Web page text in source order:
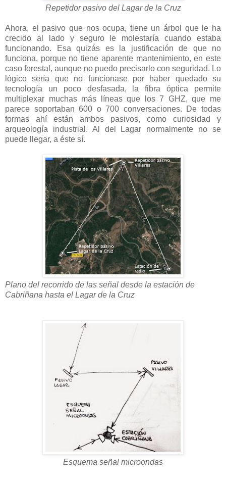
Repetidor pasivo del Lagar de la Cruz
Ahora, el pasivo que nos ocupa, tiene un árbol que le ha
crecido al lado y seguro le molestaría cuando estaba
funcionando. Esa quizás es la justificación de que no
funciona, porque no tiene aparente mantenimiento, en este
caso forestal, aunque no puedo precisarlo con seguridad. Lo
lógico sería que no funcionase por haber quedado su
tecnología un poco desfasada, la fibra óptica permite
multiplexar muchas más líneas que los 7 GHZ, que me
parece soportaban 600 o 700 conversaciones. De todas
formas ahí están ambos pasivos, como curiosidad y
arqueología industrial. Al del Lagar normalmente no se
puede llegar, a éste sí.
Plano del recorrido de las señal desde la estación de
Cabriñana hasta el Lagar de la Cruz
Esquema señal microondas